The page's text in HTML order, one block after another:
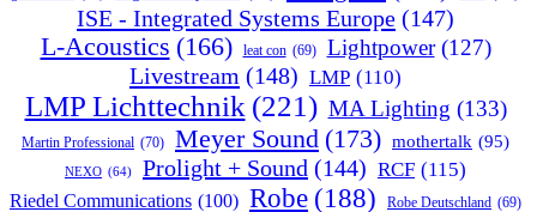
ISE - Integrated Systems Europe (147)
L-Acoustics (166) leat con (69) Lightpower (127)
Livestream (148) LMP (110)
LMP Lichttechnik (221) MA Lighting (133)
Martin Professional (70) Meyer Sound (173) mothertalk (95)
NEXO (64) Prolight + Sound (144) RCF (115)
Riedel Communications (100) Robe (188) Robe Deutschland (69)